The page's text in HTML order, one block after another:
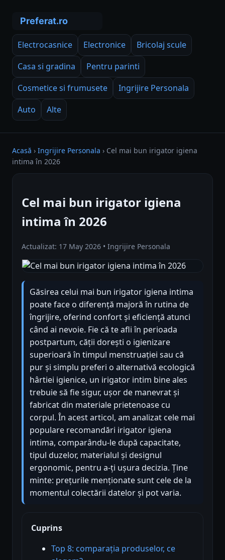
Electrocasnice Electronice
Bricolaj scule
Casa si gradina
Pentru parinti
Cosmetice si frumusete
Ingrijire Personala
Auto
Alte
Acasă › Ingrijire Personala › Cel mai bun irigator igiena
intima în 2026
Cel mai bun irigator igiena
intima în 2026
Actualizat: 17 May 2026 • Ingrijire Personala
Găsirea celui mai bun irigator igiena intima
poate face o diferență majoră în rutina de
îngrijire, oferind confort și eficiență atunci
când ai nevoie. Fie că te afli în perioada
postpartum, cății dorești o igienizare
superioară în timpul menstruației sau că
pur și simplu preferi o alternativă ecologică
hârtiei igienice, un irigator intim bine ales
trebuie să fie sigur, ușor de manevrat și
fabricat din materiale prietenoase cu
corpul. În acest articol, am analizat cele mai
populare recomandări irigator igiena
intima, comparându-le după capacitate,
tipul duzelor, materialul și designul
ergonomic, pentru a-ți ușura decizia. Ține
minte: prețurile menționate sunt cele de la
momentul colectării datelor și pot varia.
Cuprins
Top 8: comparația produselor, ce